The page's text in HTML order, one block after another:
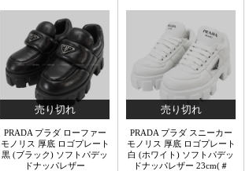
PRADA プラダ ローファー
モノリス 厚底 ロゴプレート
黒 (ブラック) ソフトパデッ
ドナッパレザー
PRADA プラダ スニーカー
モノリス 厚底 ロゴプレート
白 (ホワイト) ソフトパデッ
ドナッパレザー 23cm(＃